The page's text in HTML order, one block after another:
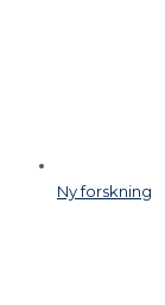
Ny forskning